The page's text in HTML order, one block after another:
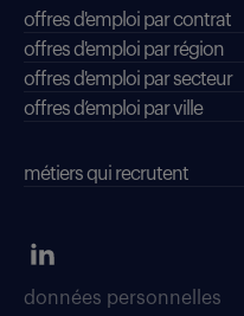
offres d'emploi par contrat
offres d'emploi par région
offres d'emploi par secteur
offres d’emploi par ville
métiers qui recrutent
données personnelles